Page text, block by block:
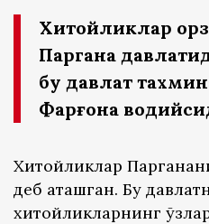
Хитойликлар
Паргана
бу давлат
Фарғона
Хитойликлар
деб аташган. Бу
хитойликларнинг